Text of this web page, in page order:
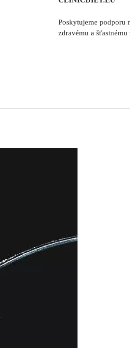
Poskytujeme podporu
zdravému a šťastnému